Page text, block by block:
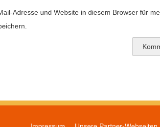
Adresse und Website in diesem Browser für